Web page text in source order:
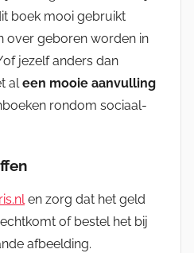
boek mooi gebruikt
over geboren worden in
jezelf anders dan
aleen mooie aanvulling
rondom sociaal-
en zorg dat het geld
of bestel het bij
afbeelding.